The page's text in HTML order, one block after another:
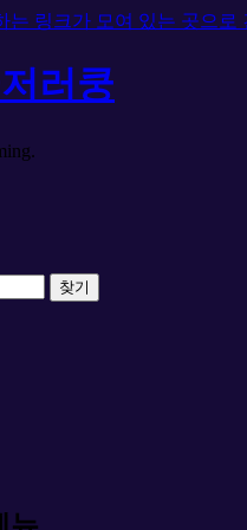
는 링크가 모여 있는 곳으로
러쿵
찾기